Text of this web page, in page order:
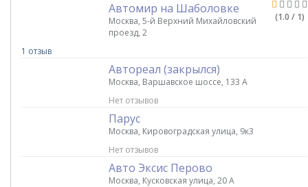
(1.0 / 1)
Автомир на Шаболовке
Москва, 5-й Верхний Михайловский
проезд, 2
1 отзыв
Автореал (закрылся)
Москва, Варшавское шоссе, 133 А
Нет отзывов
Парус
Москва, Кировоградская улица, 9к3
Нет отзывов
Авто Эксис Перово
Москва, Кусковская улица, 20 А